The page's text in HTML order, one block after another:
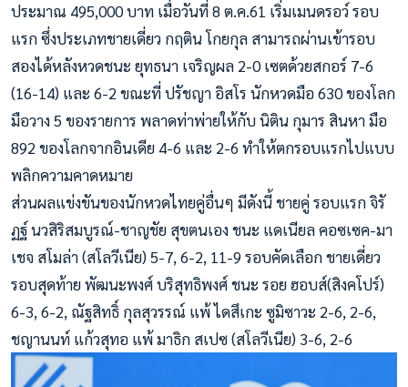
ประมาณ 495,000 บาท เมื่อวันที่ 8 ต.ค.61 เริ่มเมนดรอว์ รอบ
แรก ซึ่งประเภทชายเดี่ยว กฤติน โกยกุล สามารถผ่านเข้ารอบ
สองได้หลังหวดชนะ ยุทธนา เจริญผล 2-0 เซตด้วยสกอร์ 7-6
(16-14) และ 6-2 ขณะที่ ปรัชญา อิสโร นักหวดมือ 630 ของโลก
มือวาง 5 ของรายการ พลาดท่าพ่ายให้กับ นิติน กุมาร สินหา มือ
892 ของโลกจากอินเดีย 4-6 และ 2-6 ทำให้ตกรอบแรกไปแบบ
พลิกความคาดหมาย
ส่วนผลแข่งขันของนักหวดไทยคู่อื่นๆ มีดังนี้ ชายคู่ รอบแรก จิรั
ฏฐ์ นวสิริสมบูรณ์-ชาญชัย สุขตนเอง ชนะ แดเนียล คอซเซค-มา
เชจ สโมล่า (สโลวีเนีย) 5-7, 6-2, 11-9 รอบคัดเลือก ชายเดี่ยว
รอบสุดท้าย พัฒนะพงศ์ บริสุทธิพงศ์ ชนะ รอย ฮอบส์(สิงคโปร์)
6-3, 6-2, ณัฐสิทธิ์ กุลสุวรรณ์ แพ้ ไดสึเกะ ซูมิซาวะ 2-6, 2-6,
ชญานนท์ แก้วสุทอ แพ้ มาธิก สเปซ (สโลวีเนีย) 3-6, 2-6